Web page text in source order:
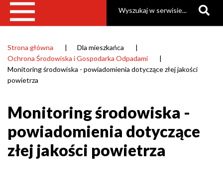
Ścieżka
nawigacyjna
Strona główna
Dla mieszkańca
Ochrona Środowiska i Gospodarka Odpadami
Monitoring środowiska - powiadomienia dotyczące złej jakości
powietrza
Monitoring środowiska -
powiadomienia dotyczące
złej jakości powietrza